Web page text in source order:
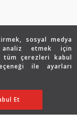
sosyal medya
etmek için
tüm çerezleri kabul
ile ayarları
Düzenle
Et
SATIN ALIN
tüm hakları